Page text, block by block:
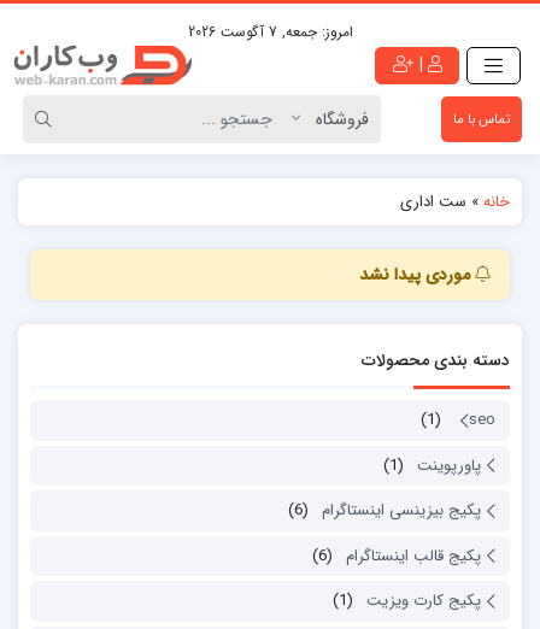
امروز: جمعه, 7 آگوست 2026
|
تماس با ما
خانه» ست اداری
موردی پیدا نشد
دسته بندی محصولات
seo
(1)
پاورپوینت
(1)
پکیج بیزینسی اینستاگرام (6)
پکیج قالب اینستاگرام (6)
پکیج کارت ویزیت
(1)